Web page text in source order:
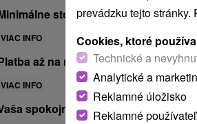
storno poplatky
VIAC INFO
až na mieste pobytu
VIAC INFO
spokojnosť je pre nás prvoradá
prevádzku tejto stránky.
Cookies, ktoré
Technické a
Analytické a
Reklamné úložisko
Reklamné